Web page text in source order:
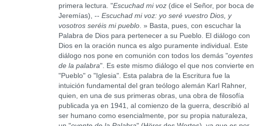
primera lectura. "Escuchad mi voz (dice el Señor, por boca de
Jeremías), -- Escuchad mi voz: yo seré vuestro Dios, y
vosotros seréis mi pueblo. » Basta, pues, con escuchar la
Palabra de Dios para pertenecer a su Pueblo. El diálogo con
Dios en la oración nunca es algo puramente individual. Este
diálogo nos pone en comunión con todos los demás "oyentes
de la palabra". Es este mismo diálogo el que nos convierte en
"Pueblo" o "Iglesia". Esta palabra de la Escritura fue la
intuición fundamental del gran teólogo alemán Karl Rahner,
quien, en una de sus primeras obras, una obra de filosofía
publicada ya en 1941, al comienzo de la guerra, describió al
ser humano como esencialmente, por su propia naturaleza,